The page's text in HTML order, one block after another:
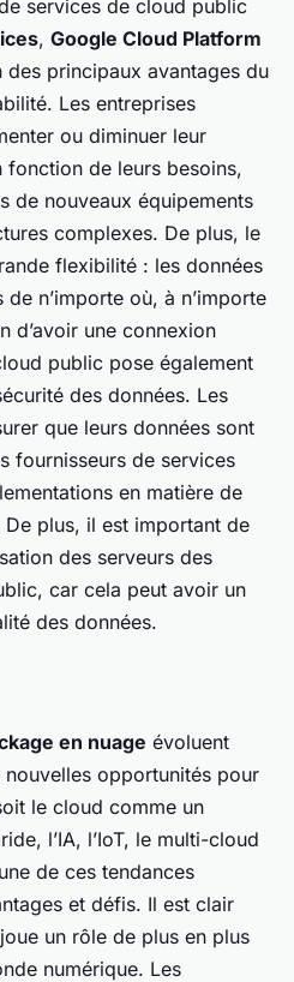
services de cloud public
, Google Cloud Platform
des principaux avantages du
Les entreprises
ou diminuer leur
de leurs besoins,
de nouveaux équipements
complexes. De plus, le
flexibilité : les données
n’importe où, à n’importe
d’avoir une connexion
public pose également
des données. Les
que leurs données sont
fournisseurs de services
en matière de
plus, il est important de
des serveurs des
car cela peut avoir un
des données.
en nuage évoluent
opportunités pour
le cloud comme un
l’IA, l’IoT, le multi-cloud
de ces tendances
et défis. Il est clair
un rôle de plus en plus
numérique. Les